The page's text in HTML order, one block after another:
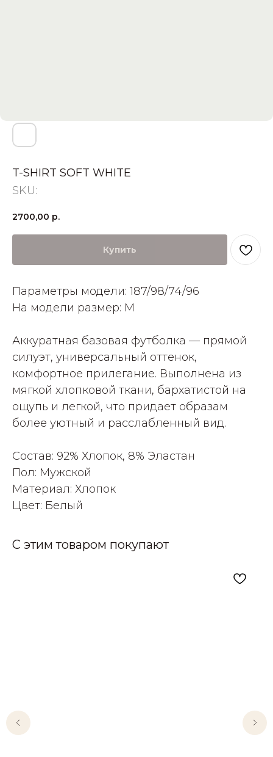
T-SHIRT SOFT WHITE
SKU:
2700,00 р.
Купить
Параметры модели: 187/98/74/96
На модели размер: M
Аккуратная базовая футболка — прямой
силуэт, универсальный оттенок,
комфортное прилегание. Выполнена из
мягкой хлопковой ткани, бархатистой на
ощупь и легкой, что придает образам
более уютный и расслабленный вид.
Состав: 92% Хлопок, 8% Эластан
Пол: Мужской
Материал: Хлопок
Цвет: Белый
С этим товаром покупают